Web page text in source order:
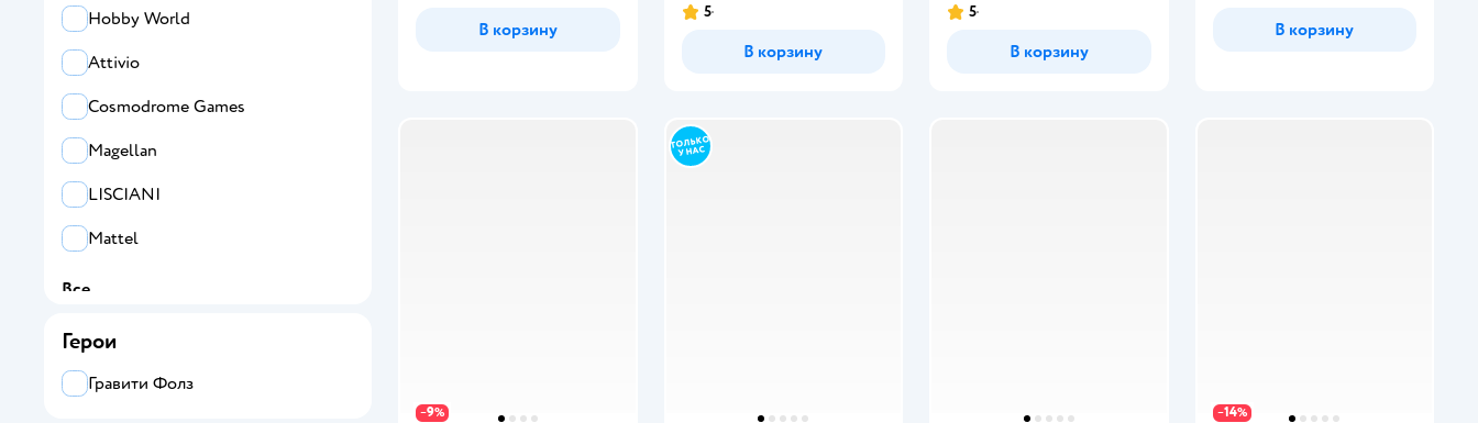
В корзину
5
В корзину
5
В корзину
В корзину
−9% −14%
Hobby World
Attivio
Cosmodrome Games
Magellan
LISCIANI
Mattel
Все
Cosmodrome Games
Герои
Гравити Фолз